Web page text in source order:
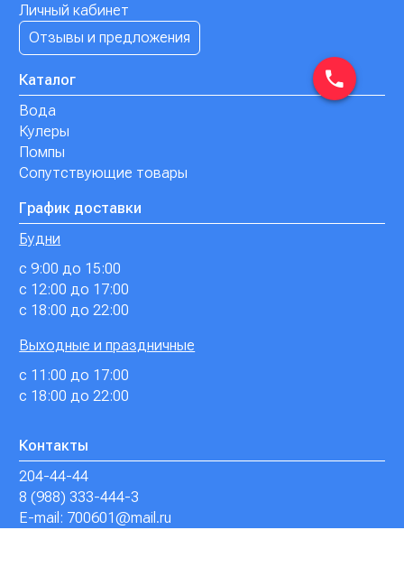
Личный кабинет
Отзывы и предложения
Каталог
Вода
Кулеры
Помпы
Сопутствующие товары
График доставки
Будни
с 9:00 до 15:00
с 12:00 до 17:00
с 18:00 до 22:00
Выходные и праздничные
с 11:00 до 17:00
с 18:00 до 22:00
Контакты
204-44-44
8 (988) 333-444-3
E-mail: 700601@mail.ru